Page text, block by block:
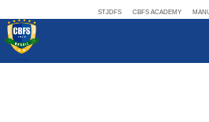
STJDFS CBFS ACADEMY